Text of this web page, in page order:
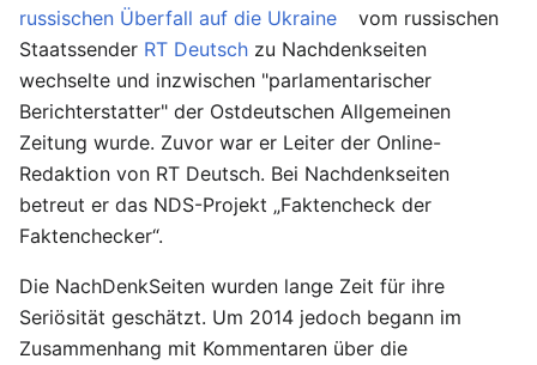
russischen Überfall auf die Ukraine
vom russischen
Staatssender RT Deutsch zu Nachdenkseiten
wechselte und inzwischen "parlamentarischer
Berichterstatter" der Ostdeutschen Allgemeinen
Zeitung wurde. Zuvor war er Leiter der Online-
Redaktion von RT Deutsch. Bei Nachdenkseiten
betreut er das NDS-Projekt „Faktencheck der
Faktenchecker“.
Die NachDenkSeiten wurden lange Zeit für ihre
Seriösität geschätzt. Um 2014 jedoch begann im
Zusammenhang mit Kommentaren über die